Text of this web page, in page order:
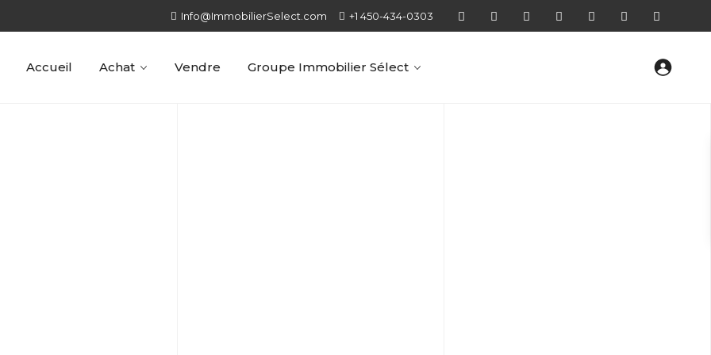
Info@ImmobilierSelect.com +1 450-434-0303
Accueil Achat Vendre Groupe Immobilier Sélect